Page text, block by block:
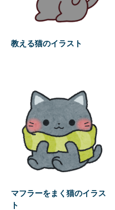
教える猫のイラスト
マフラーをまく猫のイラス
ト